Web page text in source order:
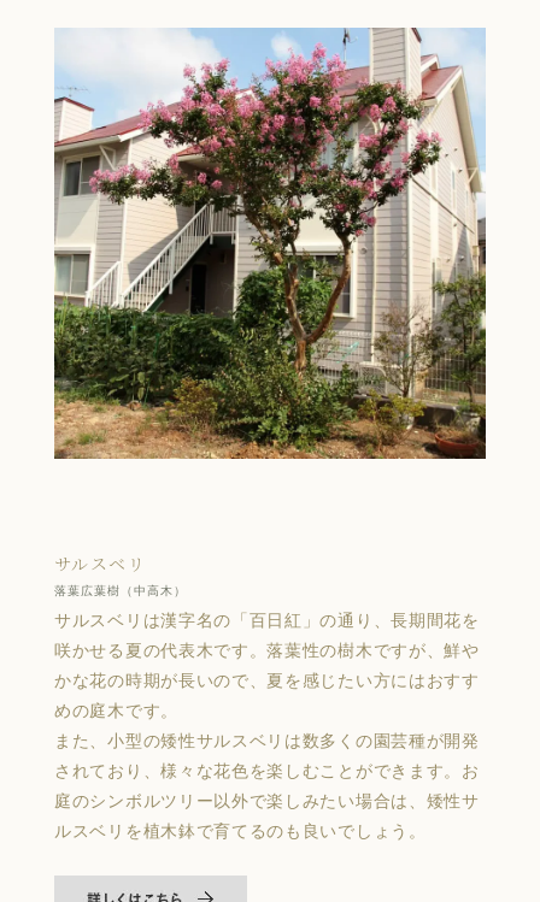
サルスベリ
落葉広葉樹（中高木）
サルスベリは漢字名の「百日紅」の通り、長期間花を
咲かせる夏の代表木です。落葉性の樹木ですが、鮮や
かな花の時期が長いので、夏を感じたい方にはおすす
めの庭木です。
また、小型の矮性サルスベリは数多くの園芸種が開発
されており、様々な花色を楽しむことができます。お
庭のシンボルツリー以外で楽しみたい場合は、矮性サ
ルスベリを植木鉢で育てるのも良いでしょう。